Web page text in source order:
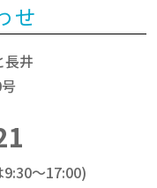
せ
長井
～17:00)